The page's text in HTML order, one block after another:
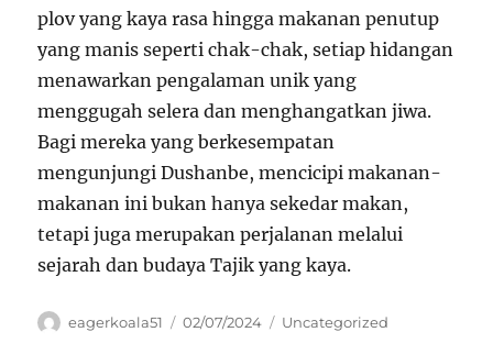
plov yang kaya rasa hingga makanan penutup
yang manis seperti chak-chak, setiap hidangan
menawarkan pengalaman unik yang
menggugah selera dan menghangatkan jiwa.
Bagi mereka yang berkesempatan
mengunjungi Dushanbe, mencicipi makanan-
makanan ini bukan hanya sekedar makan,
tetapi juga merupakan perjalanan melalui
sejarah dan budaya Tajik yang kaya.
Author
eagerkoala51
Posted
02/07/2024 Categories
Uncategorized